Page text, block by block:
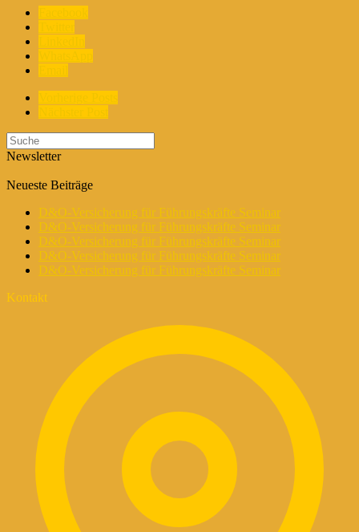
Newsletter
Neueste Beiträge
D&O-Versicherung für Führungskräfte Seminar
D&O-Versicherung für Führungskräfte Seminar
D&O-Versicherung für Führungskräfte Seminar
D&O-Versicherung für Führungskräfte Seminar
D&O-Versicherung für Führungskräfte Seminar
Kontakt